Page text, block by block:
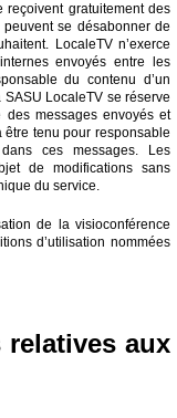
reçoivent gratuitement des
se désabonner de
LocaleTV n’exerce
envoyés entre les
du contenu d’un
LocaleTV se réserve
messages envoyés et
tenu pour responsable
ces messages. Les
de modifications sans
du service.
de la visioconférence
d’utilisation nommées
relatives aux